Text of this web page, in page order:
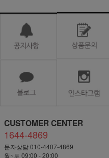
CUSTOMER CENTER
1644-4869
문자상담 010-4407-4869
월~토 09:00 - 20:00